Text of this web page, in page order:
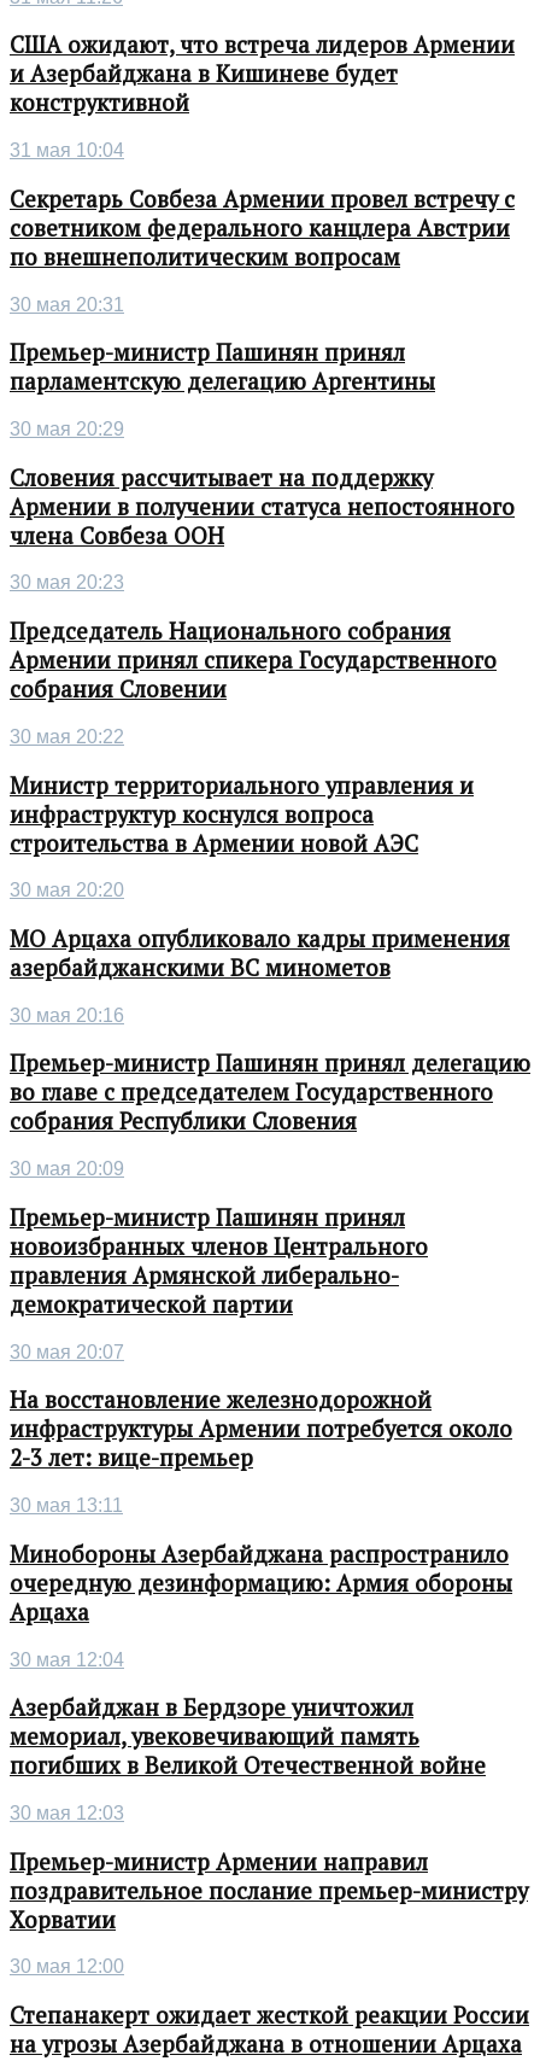
США ожидают, что встреча лидеров Армении
и Азербайджана в Кишиневе будет
конструктивной
31 мая 10:04
Секретарь Совбеза Армении провел встречу с
советником федерального канцлера Австрии
по внешнеполитическим вопросам
30 мая 20:31
Премьер-министр Пашинян принял
парламентскую делегацию Аргентины
30 мая 20:29
Словения рассчитывает на поддержку
Армении в получении статуса непостоянного
члена Совбеза ООН
30 мая 20:23
Председатель Национального собрания
Армении принял спикера Государственного
собрания Словении
30 мая 20:22
Министр территориального управления и
инфраструктур коснулся вопроса
строительства в Армении новой АЭС
30 мая 20:20
МО Арцаха опубликовало кадры применения
азербайджанскими ВС минометов
30 мая 20:16
Премьер-министр Пашинян принял делегацию
во главе с председателем Государственного
собрания Республики Словения
30 мая 20:09
Премьер-министр Пашинян принял
новоизбранных членов Центрального
правления Армянской либерально-
демократической партии
30 мая 20:07
На восстановление железнодорожной
инфраструктуры Армении потребуется около
2-3 лет: вице-премьер
30 мая 13:11
Минобороны Азербайджана распространило
очередную дезинформацию: Армия обороны
Арцаха
30 мая 12:04
Азербайджан в Бердзоре уничтожил
мемориал, увековечивающий память
погибших в Великой Отечественной войне
30 мая 12:03
Премьер-министр Армении направил
поздравительное послание премьер-министру
Хорватии
30 мая 12:00
Степанакерт ожидает жесткой реакции России
на угрозы Азербайджана в отношении Арцаха